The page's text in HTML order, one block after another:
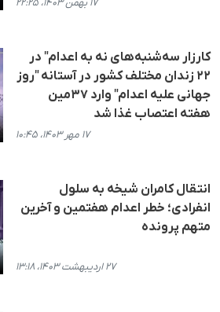
کارزار سه‌شنبه‌های نه به اعدام" در
۲۲ زندان مختلف کشور در آستانه "روز
جهانی علیه اعدام" وارد ۳۷مین
هفته اعتصاب غذا شد
۱۷ مهر ۱۴۰۳، ۱۰:۴۵
انتقال کامران شیخه به سلول
انفرادی؛ خطر اعدام هفتمین و آخرین
متهم پرونده
۲۷ اردیبهشت ۱۴۰۳، ۱۳:۱۸